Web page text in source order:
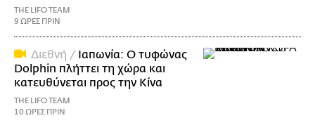
THE LIFO TEAM
9 ΩΡΕΣ ΠΡΙΝ
Διεθνή / Ιαπωνία: Ο τυφώνας
Dolphin πλήττει τη χώρα και
κατευθύνεται προς την Κίνα
THE LIFO TEAM
10 ΩΡΕΣ ΠΡΙΝ